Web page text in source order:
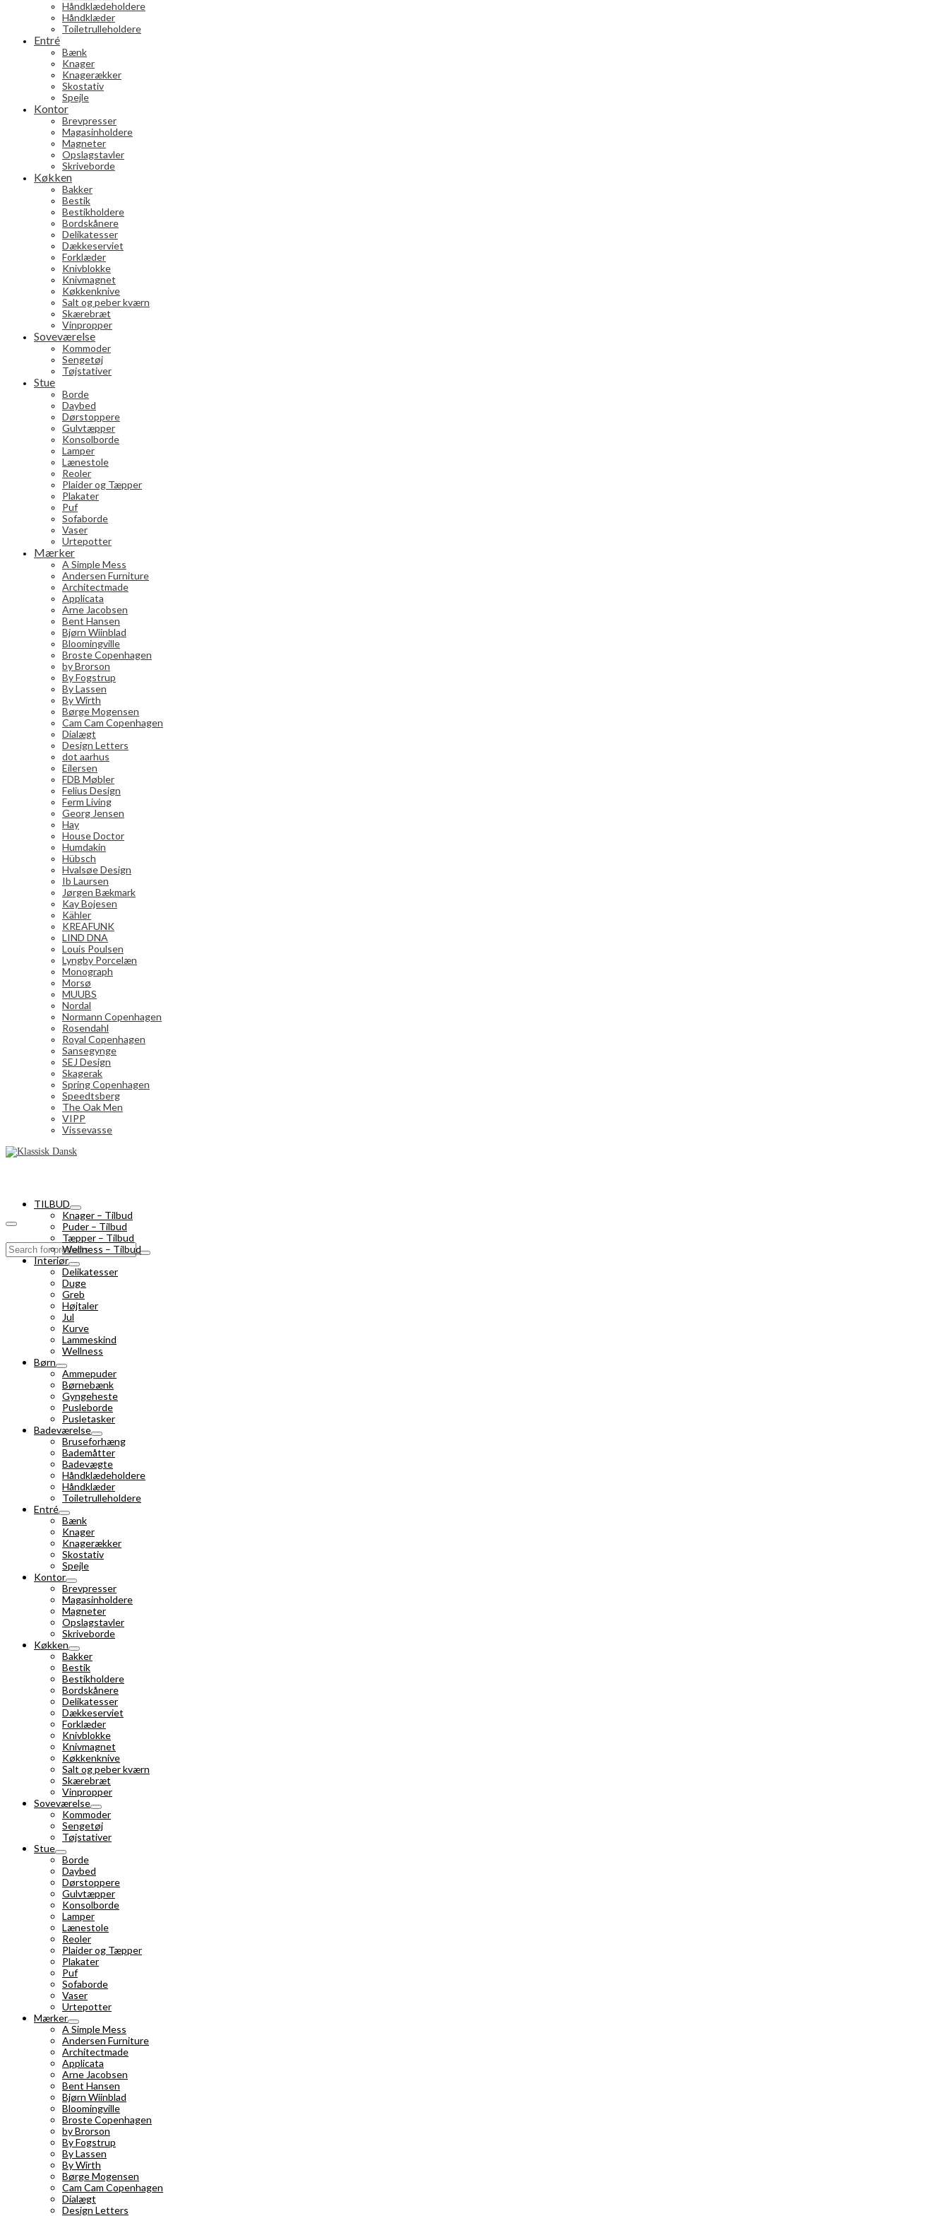
Håndklædeholdere
Håndklæder
Toiletrulleholdere
Entré
Bænk
Knager
Knagerækker
Skostativ
Spejle
Kontor
Brevpresser
Magasinholdere
Magneter
Opslagstavler
Skriveborde
Køkken
Bakker
Bestik
Bestikholdere
Bordskånere
Delikatesser
Dækkeserviet
Forklæder
Knivblokke
Knivmagnet
Køkkenknive
Salt og peber kværn
Skærebræt
Vinpropper
Soveværelse
Kommoder
Sengetøj
Tøjstativer
Stue
Borde
Daybed
Dørstoppere
Gulvtæpper
Konsolborde
Lamper
Lænestole
Reoler
Plaider og Tæpper
Plakater
Puf
Sofaborde
Vaser
Urtepotter
Mærker
A Simple Mess
Andersen Furniture
Architectmade
Applicata
Arne Jacobsen
Bent Hansen
Bjørn Wiinblad
Bloomingville
Broste Copenhagen
by Brorson
By Fogstrup
By Lassen
By Wirth
Børge Mogensen
Cam Cam Copenhagen
Dialægt
Design Letters
dot aarhus
Eilersen
FDB Møbler
Felius Design
Ferm Living
Georg Jensen
Hay
House Doctor
Humdakin
Hübsch
Hvalsøe Design
Ib Laursen
Jørgen Bækmark
Kay Bojesen
Kähler
KREAFUNK
LIND DNA
Louis Poulsen
Lyngby Porcelæn
Monograph
Morsø
MUUBS
Nordal
Normann Copenhagen
Rosendahl
Royal Copenhagen
Sansegynge
SEJ Design
Skagerak
Spring Copenhagen
Speedtsberg
The Oak Men
VIPP
Vissevasse
Search
for:
TILBUD
Knager – Tilbud
Puder – Tilbud
Tæpper – Tilbud
Wellness – Tilbud
Interiør
Delikatesser
Duge
Greb
Højtaler
Jul
Kurve
Lammeskind
Wellness
Børn
Ammepuder
Børnebænk
Gyngeheste
Pusleborde
Pusletasker
Badeværelse
Bruseforhæng
Bademåtter
Badevægte
Håndklædeholdere
Håndklæder
Toiletrulleholdere
Entré
Bænk
Knager
Knagerækker
Skostativ
Spejle
Kontor
Brevpresser
Magasinholdere
Magneter
Opslagstavler
Skriveborde
Køkken
Bakker
Bestik
Bestikholdere
Bordskånere
Delikatesser
Dækkeserviet
Forklæder
Knivblokke
Knivmagnet
Køkkenknive
Salt og peber kværn
Skærebræt
Vinpropper
Soveværelse
Kommoder
Sengetøj
Tøjstativer
Stue
Borde
Daybed
Dørstoppere
Gulvtæpper
Konsolborde
Lamper
Lænestole
Reoler
Plaider og Tæpper
Plakater
Puf
Sofaborde
Vaser
Urtepotter
Mærker
A Simple Mess
Andersen Furniture
Architectmade
Applicata
Arne Jacobsen
Bent Hansen
Bjørn Wiinblad
Bloomingville
Broste Copenhagen
by Brorson
By Fogstrup
By Lassen
By Wirth
Børge Mogensen
Cam Cam Copenhagen
Dialægt
Design Letters